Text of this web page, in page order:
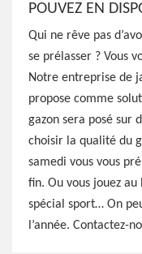
POUVEZ EN
Qui ne rêve pas
se prélasser ? Vous
Notre entreprise de
propose comme
gazon sera posé sur
choisir la qualité du
samedi vous vous
fin. Ou vous jouez
spécial sport… On
l’année. Contactez-